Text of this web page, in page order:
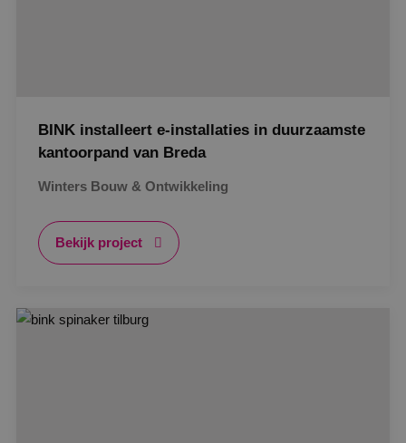
BINK installeert e-installaties in duurzaamste
kantoorpand van Breda
Winters Bouw & Ontwikkeling
Bekijk project